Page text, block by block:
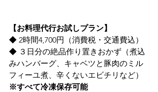
【お料理代行お試しプラン】
◆ 2時間4,700円（消費税・交通費込）
◆ ３日分の絶品作り置きおかず（煮込
みハンバーグ、キャベツと豚肉のミル
フィーユ煮、辛くないエビチリなど）
※すべて冷凍保存可能